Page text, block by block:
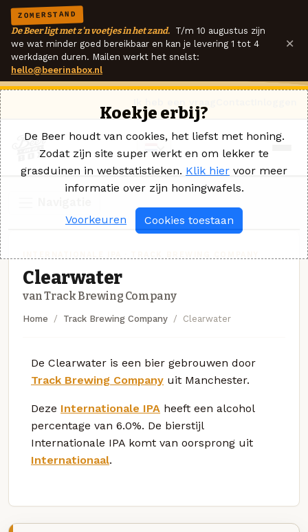
ZOMERSTAND
De Beer ligt met z'n voetjes in het zand. T/m 10 augustus zijn
we wat minder goed bereikbaar en kan je levering 1 tot 4
werkdagen duren. Mailen werkt het snelst:
hello@beerinabox.nl
×
Clearwater
van Track Brewing Company
Home Track Brewing Company Clearwater
De Clearwater is een bier gebrouwen door
Track Brewing Company uit Manchester.
Deze Internationale IPA heeft een alcohol
percentage van 6.0%. De bierstijl
Internationale IPA komt van oorsprong uit
Internationaal.
Koekje erbij?
De Beer houdt van cookies, het liefst met honing.
Zodat zijn site super werkt en om lekker te
grasduinen in webstatistieken. Klik hier voor meer
informatie over zijn honingwafels.
Voorkeuren Cookies toestaan